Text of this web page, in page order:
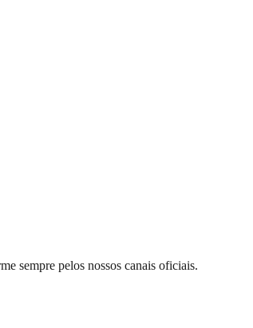
sempre pelos nossos canais oficiais.